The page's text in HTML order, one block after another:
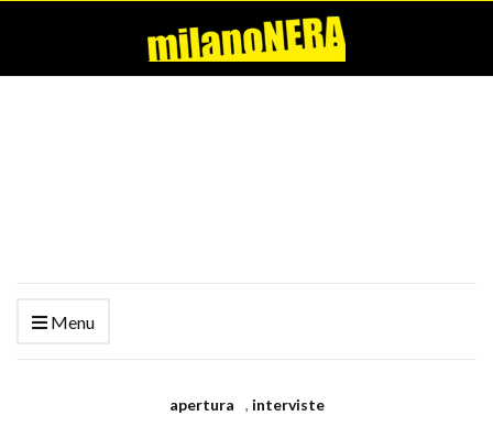
Menu
apertura , interviste